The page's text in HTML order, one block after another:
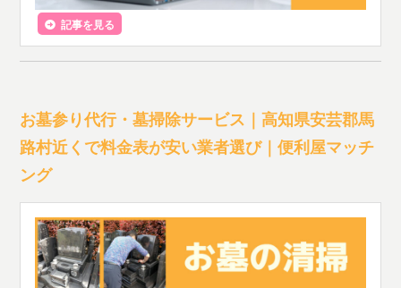
記事を見る
お墓参り代行・墓掃除サービス｜高知県安芸郡馬
路村近くで料金表が安い業者選び｜便利屋マッチ
ング